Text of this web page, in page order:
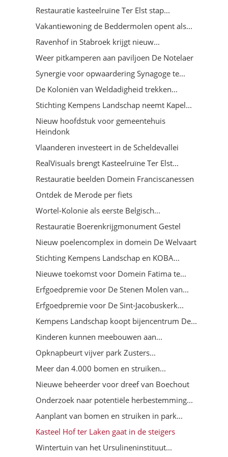
Restauratie kasteelruïne Ter Elst stap...
Vakantiewoning de Beddermolen opent als...
Ravenhof in Stabroek krijgt nieuw...
Weer pitkamperen aan paviljoen De Notelaer
Synergie voor opwaardering Synagoge te...
De Koloniën van Weldadigheid trekken...
Stichting Kempens Landschap neemt Kapel...
Nieuw hoofdstuk voor gemeentehuis
Heindonk
Vlaanderen investeert in de Scheldevallei
RealVisuals brengt Kasteelruïne Ter Elst...
Restauratie beelden Domein Franciscanessen
Ontdek de Merode per fiets
Wortel-Kolonie als eerste Belgisch...
Restauratie Boerenkrijgmonument Gestel
Nieuw poelencomplex in domein De Welvaart
Stichting Kempens Landschap en KOBA...
Nieuwe toekomst voor Domein Fatima te...
Erfgoedpremie voor De Stenen Molen van...
Erfgoedpremie voor De Sint-Jacobuskerk...
Kempens Landschap koopt bijencentrum De...
Kinderen kunnen meebouwen aan...
Opknapbeurt vijver park Zusters...
Meer dan 4.000 bomen en struiken...
Nieuwe beheerder voor dreef van Boechout
Onderzoek naar potentiële herbestemming...
Aanplant van bomen en struiken in park...
Kasteel Hof ter Laken gaat in de steigers
Wintertuin van het Ursulineninstituut...